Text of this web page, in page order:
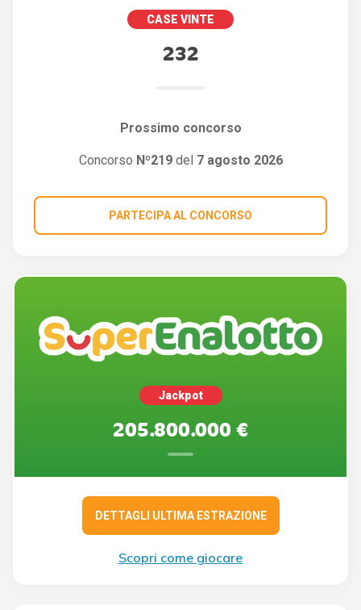
CASE VINTE
232
Prossimo concorso
Concorso Nº219del 7 agosto 2026
PARTECIPA AL CONCORSO
Jackpot
205.800.000 €
DETTAGLI ULTIMA ESTRAZIONE
Scopri come giocare